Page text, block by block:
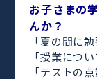
お子さまの
んか？
「夏の間に
「授業につ
「テストの